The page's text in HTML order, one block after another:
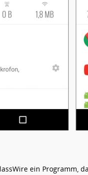
ein Programm,